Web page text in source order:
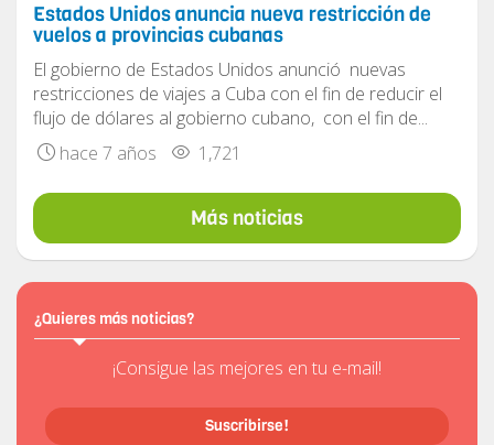
Estados Unidos anuncia nueva restricción de
vuelos a provincias cubanas
El gobierno de Estados Unidos anunció nuevas
restricciones de viajes a Cuba con el fin de reducir el
flujo de dólares al gobierno cubano, con el fin de...
hace 7 años
1,721
Más noticias
¿Quieres más noticias?
¡Consigue las mejores en tu e-mail!
Suscribirse!